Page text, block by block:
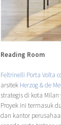
Reading Room
Feltrinelli Porta Volta
arsitek Herzog & de
strategis di kota
Proyek ini termasuk
dan kantor